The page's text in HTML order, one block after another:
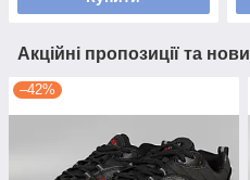
Акційні пропозиції та
–42%